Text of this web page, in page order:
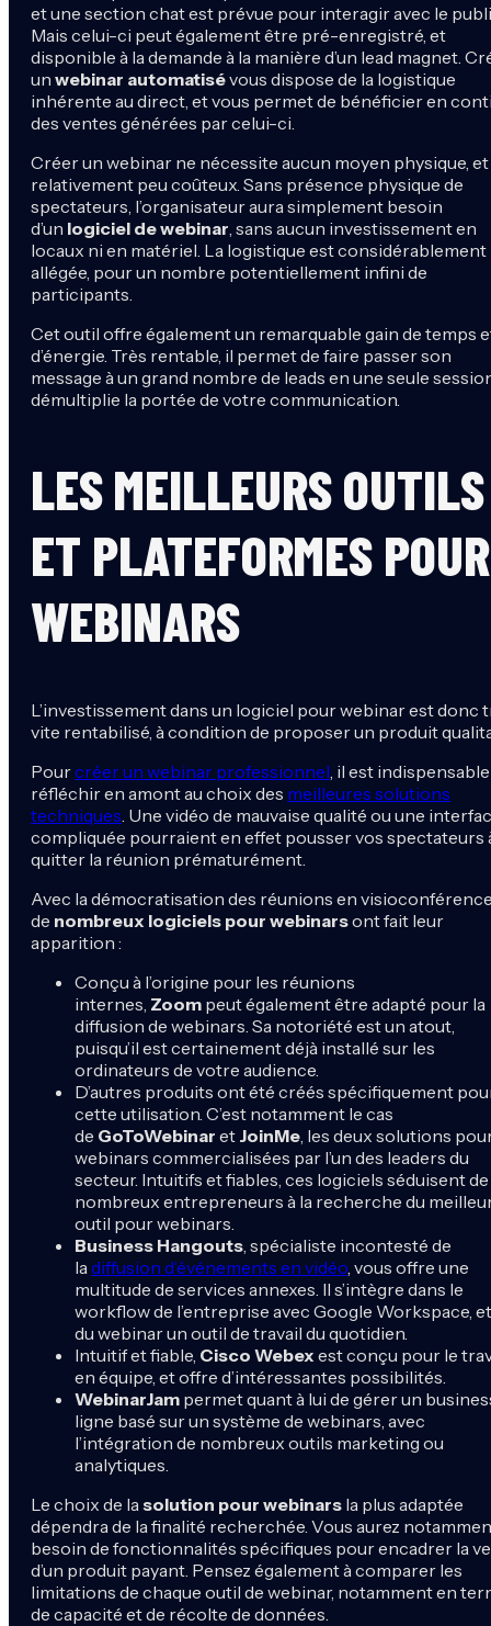
et une section chat est prévue pour interagir avec le
Mais celui-ci peut également être pré-enregistré, et
disponible à la demande à la manière d’un lead magnet.
un webinar automatisévous dispose de la logistique
inhérente au direct, et vous permet de bénéficier en
des ventes générées par celui-ci.
Créer un webinar ne nécessite aucun moyen physique,
relativement peu coûteux. Sans présence physique de
spectateurs, l’organisateur aura simplement besoin
d’un logiciel de webinar , sans aucun investissement en
locaux ni en matériel. La logistique est considérablement
allégée, pour un nombre potentiellement infini de
participants.
Cet outil offre également un remarquable gain de temps
d’énergie. Très rentable, il permet de faire passer son
message à un grand nombre de leads en une seule
démultiplie la portée de votre communication.
LES MEILLEURS OUTILS
ET PLATEFORMES POUR
WEBINARS
L’investissement dans un logiciel pour webinar est donc
vite rentabilisé, à condition de proposer un produit
Pourcréer un webinar professionnel , il est
réfléchir en amont au choix des meilleures solutions
techniques . Une vidéo de mauvaise qualité ou une
compliquée pourraient en effet pousser vos spectateurs
quitter la réunion prématurément.
Avec la démocratisation des réunions en
de nombreux logiciels pour webinarsont fait leur
apparition :
Conçu à l’origine pour les réunions
internes, Zoom peut également être adapté pour la
diffusion de webinars. Sa notoriété est un atout,
puisqu’il est certainement déjà installé sur les
ordinateurs de votre audience.
D’autres produits ont été créés spécifiquement
cette utilisation. C’est notamment le cas
de GoToWebinar et JoinMe , les deux solutions
webinars commercialisées par l’un des leaders du
secteur. Intuitifs et fiables, ces logiciels séduisent de
nombreux entrepreneurs à la recherche du
outil pour webinars.
Business Hangouts , spécialiste incontesté de
la diffusion d’événements en vidéo , vous offre une
multitude de services annexes. Il s’intègre dans le
workflow de l’entreprise avec Google Workspace,
du webinar un outil de travail du quotidien.
Intuitif et fiable, Cisco Webex est conçu pour le
en équipe, et offre d’intéressantes possibilités.
WebinarJam permet quant à lui de gérer un
ligne basé sur un système de webinars, avec
l’intégration de nombreux outils marketing ou
analytiques.
Le choix de la solution pour webinars la plus adaptée
dépendra de la finalité recherchée. Vous aurez
besoin de fonctionnalités spécifiques pour encadrer la
d’un produit payant. Pensez également à comparer les
limitations de chaque outil de webinar, notamment en
de capacité et de récolte de données.